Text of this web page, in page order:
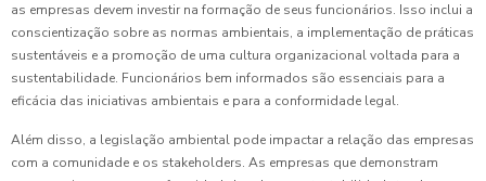
as empresas devem investir na formação de seus funcionários. Isso inclui a
conscientização sobre as normas ambientais, a implementação de práticas
sustentáveis e a promoção de uma cultura organizacional voltada para a
sustentabilidade. Funcionários bem informados são essenciais para a
eficácia das iniciativas ambientais e para a conformidade legal.
Além disso, a legislação ambiental pode impactar a relação das empresas
com a comunidade e os stakeholders. As empresas que demonstram